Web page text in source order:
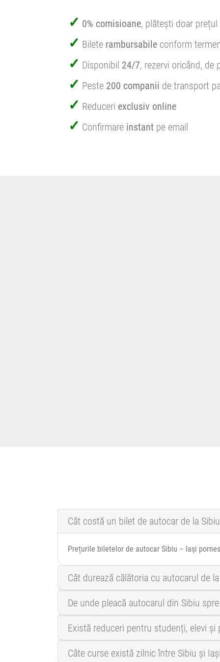
0% comisioane, plătești doar
Bilete rambursabile conform
Disponibil 24/7, rezervi oricând, de
Peste 200 companii de transport
Reduceri exclusiv online
Confirmare instant pe email
Cât costă un bilet de autocar de la
Prețurile biletelor de autocar Sibiu – Iași
Cât durează călătoria cu autocarul de
De unde pleacă autocarul din Sibiu
Există reduceri pentru studenți, elevi
Câte curse există zilnic între Sibiu și